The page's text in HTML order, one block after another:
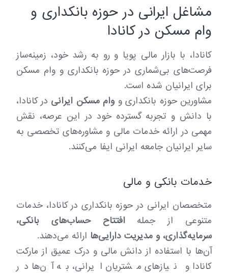
s
t
s
p
a
g
i
n
i
o
n
مشاغل ایرانی در حوزه بانکداری و
وام مسکن در کانادا
کانادا، با بازار مالی پویا و رو به رشد خود، زمینه‌ساز
فرصت‌های بی‌شماری در حوزه بانکداری و وام مسکن
برای ایرانیان شده است.
مشاورین حوزه بانکداری ووام مسکن ایرانی در کانادا،
با دانش و تجربه گسترده خود در این عرصه، نقش
مهمی در ارائه خدمات مالی و مشاوره‌های تخصصی به
سایر ایرانیان جامعه ایرانی ایفا می‌کنند.
خدمات بانکی و مالی
متخصصان ایرانی در حوزه بانکداری در کانادا، خدمات
متنوعی از جملهافتتاح حساب‌های بانکی،
سرمایه‌گذاری، و مدیریت دارایی‌ها ارائه می‌دهند.
آن‌ها با استفاده از دانش مالی و درک عمیق از مارکت
کانادا و نیازهای مشتریان ایرانی، به آن‌ها در